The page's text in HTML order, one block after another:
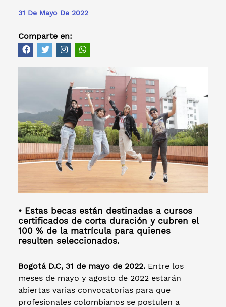
31 De Mayo De 2022
Comparte en:
• Estas becas están destinadas a cursos
certificados de corta duración y cubren el
100 % de la matrícula para quienes
resulten seleccionados.
Bogotá D.C, 31 de mayo de 2022. Entre los
meses de mayo y agosto de 2022 estarán
abiertas varias convocatorias para que
profesionales colombianos se postulen a